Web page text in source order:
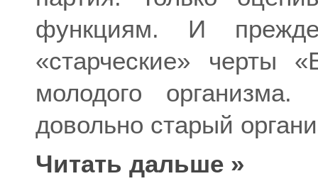
функциям. И
«старческие» черты
молодого
довольно старый
Читать дальше »